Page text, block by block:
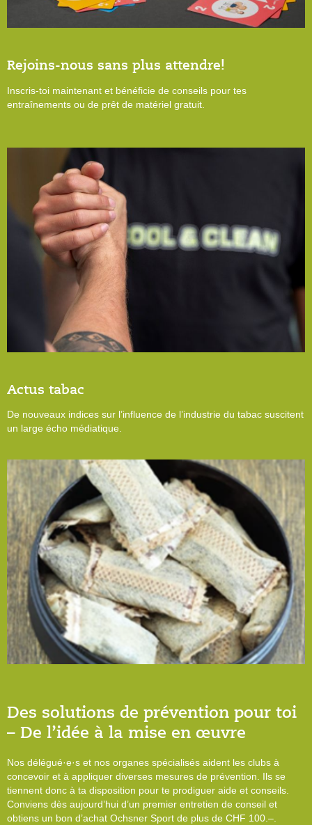
Rejoins-nous sans plus attendre!
Inscris-toi maintenant et bénéficie de conseils pour tes
entraînements ou de prêt de matériel gratuit.
Actus tabac
De nouveaux indices sur l’influence de l’industrie du tabac suscitent
un large écho médiatique.
Des solutions de prévention pour toi
– De l’idée à la mise en œuvre
Nos délégué·e·s et nos organes spécialisés aident les clubs à
concevoir et à appliquer diverses mesures de prévention. Ils se
tiennent donc à ta disposition pour te prodiguer aide et conseils.
Conviens dès aujourd’hui d’un premier entretien de conseil et
obtiens un bon d’achat Ochsner Sport de plus de CHF 100.–.